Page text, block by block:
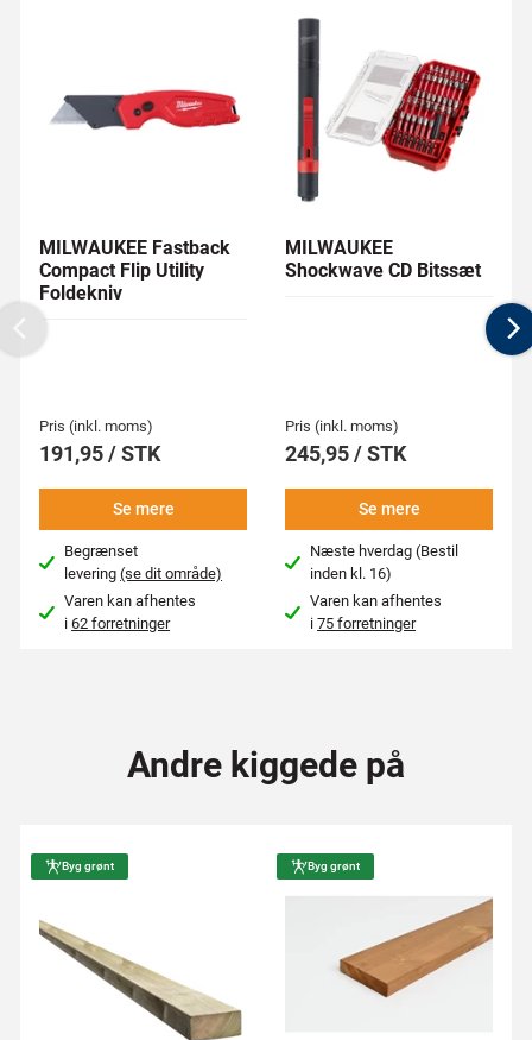
MILWAUKEE Fastback
Compact Flip Utility
Foldekniv
Pris (inkl. moms)
191,95 / STK
Se mere
Begrænset
levering(se dit område)
Varen kan afhentes
i62 forretninger
MILWAUKEE
Shockwave CD Bitssæt
Pris (inkl. moms)
245,95 / STK
Se mere
Næste hverdag (Bestil
inden kl. 16)
Varen kan afhentes
i75 forretninger
Previous
Andre kiggede på
Byg grønt Byg grønt